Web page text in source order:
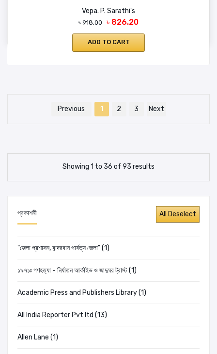
প্রকাশনী
"জেলা প্রশাসন, বান্দরবান পার্বত্য জেলা" (1)
১৯৭১ঃ গণহত্যা - নির্যাতন আর্কাইভ ও জাদুঘর ট্রাস্ট (1)
Academic Press and Publishers Library (1)
All India Reporter Pvt ltd (13)
Allen Lane (1)
Vepa. P. Sarathi's
৳ 918.00 ৳ 826.20
ADD TO CART
Previous 1 2 3 Next
Showing 1 to 36 of 93 results